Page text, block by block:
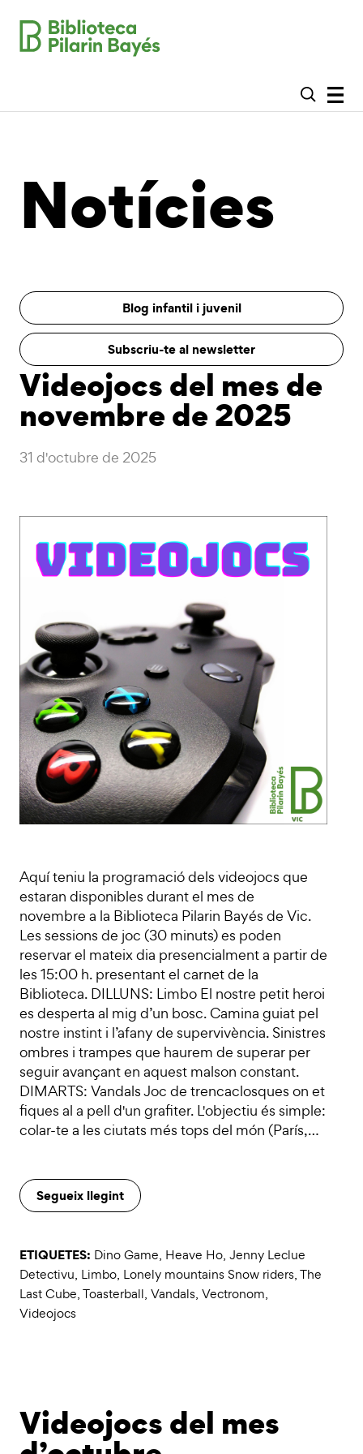
Notícies
Blog infantil i juvenil
Subscriu-te al newsletter
Videojocs del mes de
novembre de 2025
31 d'octubre de 2025
Aquí teniu la programació dels videojocs que
estaran disponibles durant el mes de
novembre a la Biblioteca Pilarin Bayés de Vic.
Les sessions de joc (30 minuts) es poden
reservar el mateix dia presencialment a partir de
les 15:00 h. presentant el carnet de la
Biblioteca. DILLUNS: Limbo El nostre petit heroi
es desperta al mig d’un bosc. Camina guiat pel
nostre instint i l’afany de supervivència. Sinistres
ombres i trampes que haurem de superar per
seguir avançant en aquest malson constant.
DIMARTS: Vandals Joc de trencaclosques on et
fiques al a pell d'un grafiter. L'objectiu és simple:
colar-te a les ciutats més tops del món (París,…
Segueix llegint
ETIQUETES: Dino Game, Heave Ho, Jenny Leclue
Detectivu, Limbo, Lonely mountains Snow riders,The
Last Cube,Toasterball, Vandals, Vectronom,
Videojocs
Videojocs del mes